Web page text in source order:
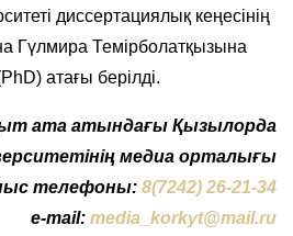
диссертациялық кеңесінің
Гүлмира Темірболатқызына
атағы берілді.
ата атындағы Қызылорда
медиа орталығы
телефоны: 8(7242) 26-21-34
e-mail: media_korkyt@mail.ru